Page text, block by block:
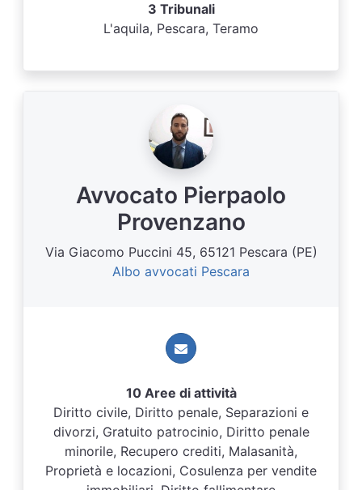
3 Tribunali
L'aquila, Pescara, Teramo
Avvocato Pierpaolo
Provenzano
Via Giacomo Puccini 45, 65121 Pescara (PE)
Albo avvocati Pescara
10 Aree di attività
Diritto civile, Diritto penale, Separazioni e
divorzi, Gratuito patrocinio, Diritto penale
minorile, Recupero crediti, Malasanità,
Proprietà e locazioni, Cosulenza per vendite